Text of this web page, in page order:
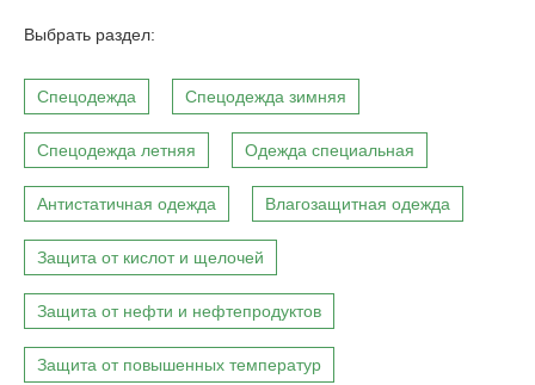
Выбрать раздел:
Спецодежда Спецодежда зимняя
Спецодежда летняя Одежда специальная
Антистатичная одежда Влагозащитная одежда
Защита от кислот и щелочей
Защита от нефти и нефтепродуктов
Защита от повышенных температур